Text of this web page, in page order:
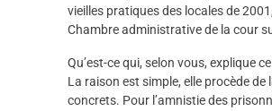
vieilles pratiques des locales de
Chambre administrative de la cour
Qu’est-ce qui, selon vous, explique
La raison est simple, elle procède
concrets. Pour l’amnistie des